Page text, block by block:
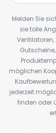
Melden Sie
sie tolle
möglichen
jederzeit
finden oder